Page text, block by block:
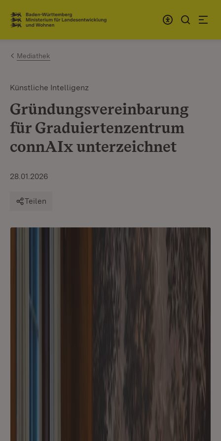
Zum Inhalt springen
Link zur Startseite
Mediathek
Künstliche Intelligenz
Gründungsvereinbarung
für Graduiertenzentrum
connAIx unterzeichnet
28.01.2026
Teilen